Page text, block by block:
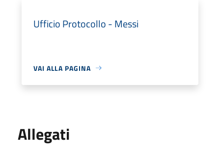
Ufficio Protocollo - Messi
VAI ALLA PAGINA
Allegati